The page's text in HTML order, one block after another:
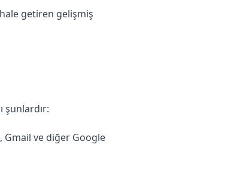
getiren gelişmiş
şunlardır:
Gmail ve diğer Google